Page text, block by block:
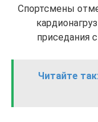
Спортсмены
приседания
Читайте